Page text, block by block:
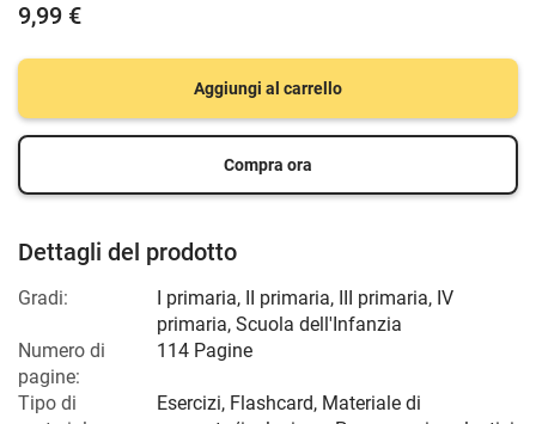
9,99 €
Aggiungi al carrello
Compra ora
Dettagli del prodotto
Gradi: I primaria, II primaria, III primaria, IV
primaria, Scuola dell'Infanzia
Numero di
pagine:
114 Pagine
Tipo di
Esercizi, Flashcard, Materiale di